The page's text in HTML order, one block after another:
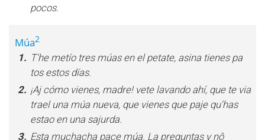
pocos.
Múa2
1. T'he metío tres múas en el petate, asina tienes pa
tos estos días.
2. ¡Aj cómo vienes, madre! vete lavando ahí, que te via
trael una múa nueva, que vienes que paje qu'has
estao en una sajurda.
3. Esta muchacha pace múa. La preguntas y nô